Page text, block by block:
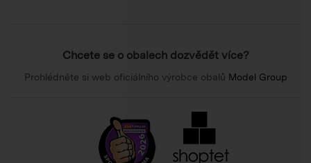
Chcete se o obalech dozvědět více?
Prohlédněte si web oficiálního výrobce obalů Model Group